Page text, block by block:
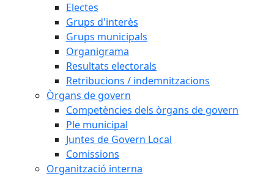
Electes
Grups d'interès
Grups municipals
Organigrama
Resultats electorals
Retribucions / indemnitzacions
Òrgans de govern
Competències dels òrgans de govern
Ple municipal
Juntes de Govern Local
Comissions
Organització interna